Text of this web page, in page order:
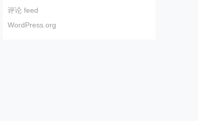
评论 feed
WordPress.org